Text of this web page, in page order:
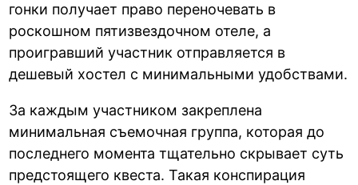
гонки получает право переночевать в
роскошном пятизвездочном отеле, а
проигравший участник отправляется в
дешевый хостел с минимальными удобствами.
За каждым участником закреплена
минимальная съемочная группа, которая до
последнего момента тщательно скрывает суть
предстоящего квеста. Такая конспирация